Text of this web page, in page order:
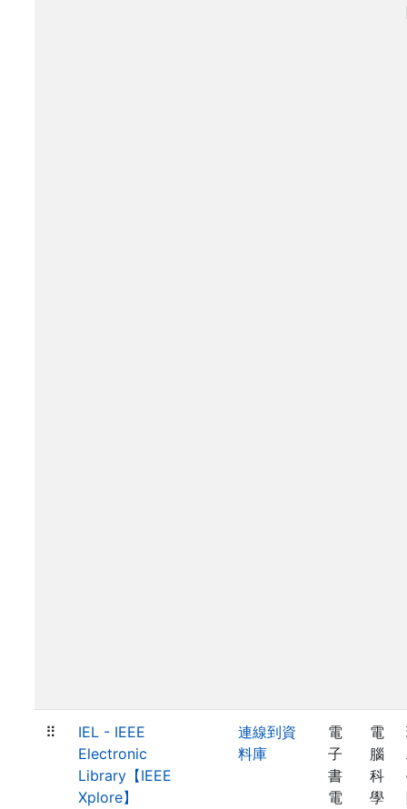
⠿
IEL - IEEE
Electronic
Library【IEEE
Xplore】
連線到資
料庫
電
子
書
電
電
腦
科
學